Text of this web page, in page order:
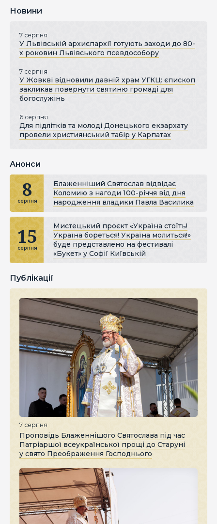
Новини
7 серпня
У Львівській архиєпархії готують заходи до 80-
х роковин Львівського псевдособору
7 серпня
У Жовкві відновили давній храм УГКЦ: єпископ
закликав повернути святиню громаді для
богослужінь
6 серпня
Для підлітків та молоді Донецького екзархату
провели християнський табір у Карпатах
Анонси
8
серпня
Блаженніший Святослав відвідає
Коломию з нагоди 100-річчя від дня
народження владики Павла Василика
15
серпня
Мистецький проєкт «Україна стоїть!
Україна бореться! Україна молиться!»
буде представлено на фестивалі
«Букет» у Софії Київській
Публікації
7 серпня
Проповідь Блаженнішого Святослава під час
Патріаршої всеукраїнської прощі до Старуні
у свято Преображення Господнього